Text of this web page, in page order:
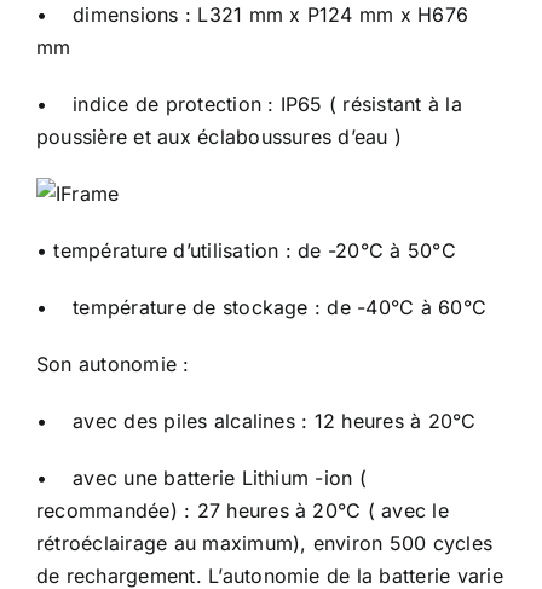
• dimensions : L321 mm x P124 mm x H676
mm
• indice de protection : IP65 ( résistant à la
poussière et aux éclaboussures d’eau )
• température d’utilisation : de -20°C à 50°C
• température de stockage : de -40°C à 60°C
Son autonomie :
• avec des piles alcalines : 12 heures à 20°C
• avec une batterie Lithium -ion (
recommandée) : 27 heures à 20°C ( avec le
rétroéclairage au maximum), environ 500 cycles
de rechargement. L’autonomie de la batterie varie